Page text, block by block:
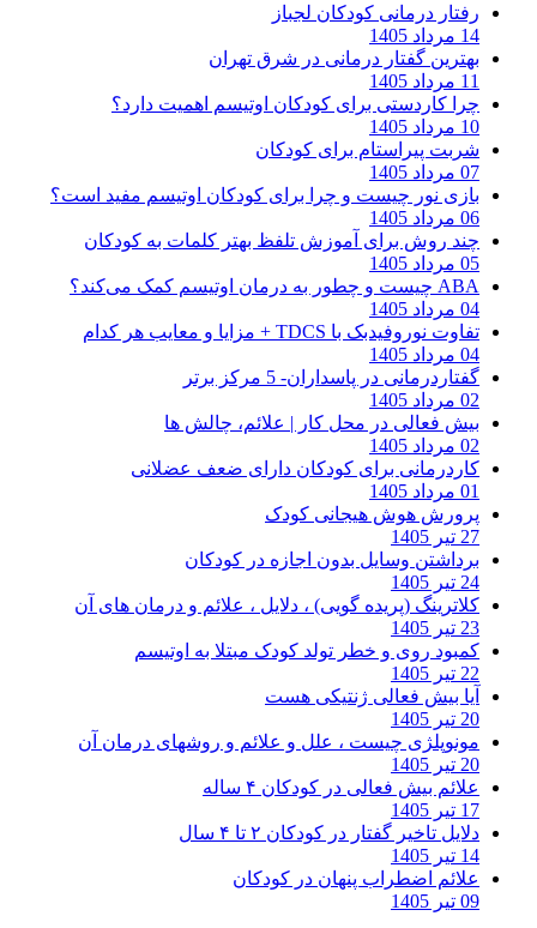
رفتار درمانی کودکان لجباز
14 مرداد 1405
بهترین گفتار درمانی در شرق تهران
11 مرداد 1405
چرا کاردستی برای کودکان اوتیسم اهمیت دارد؟
10 مرداد 1405
شربت پیراستام برای کودکان
07 مرداد 1405
بازی نور چیست و چرا برای کودکان اوتیسم مفید است؟
06 مرداد 1405
چند روش برای آموزش تلفظ بهتر کلمات به کودکان
05 مرداد 1405
ABA چیست و چطور به درمان اوتیسم کمک می‌کند؟
04 مرداد 1405
تفاوت نوروفیدبک با TDCS + مزایا و معایب هر کدام
04 مرداد 1405
گفتاردرمانی در پاسداران- 5 مرکز برتر
02 مرداد 1405
بیش فعالی در محل کار | علائم، چالش ها
02 مرداد 1405
کاردرمانی برای کودکان دارای ضعف عضلانی
01 مرداد 1405
پرورش هوش هیجانی کودک
27 تیر 1405
برداشتن وسایل بدون اجازه در کودکان
24 تیر 1405
کلاترینگ (پریده گویی) ، دلایل ، علائم و درمان های آن
23 تیر 1405
کمبود روی و خطر تولد کودک مبتلا به اوتیسم
22 تیر 1405
آیا بیش فعالی ژنتیکی هست
20 تیر 1405
مونوپلژی چیست ، علل و علائم و روشهای درمان آن
20 تیر 1405
علائم بیش فعالی در کودکان ۴ ساله
17 تیر 1405
دلایل تاخیر گفتار در کودکان ۲ تا ۴ سال
14 تیر 1405
علائم اضطراب پنهان در کودکان
09 تیر 1405